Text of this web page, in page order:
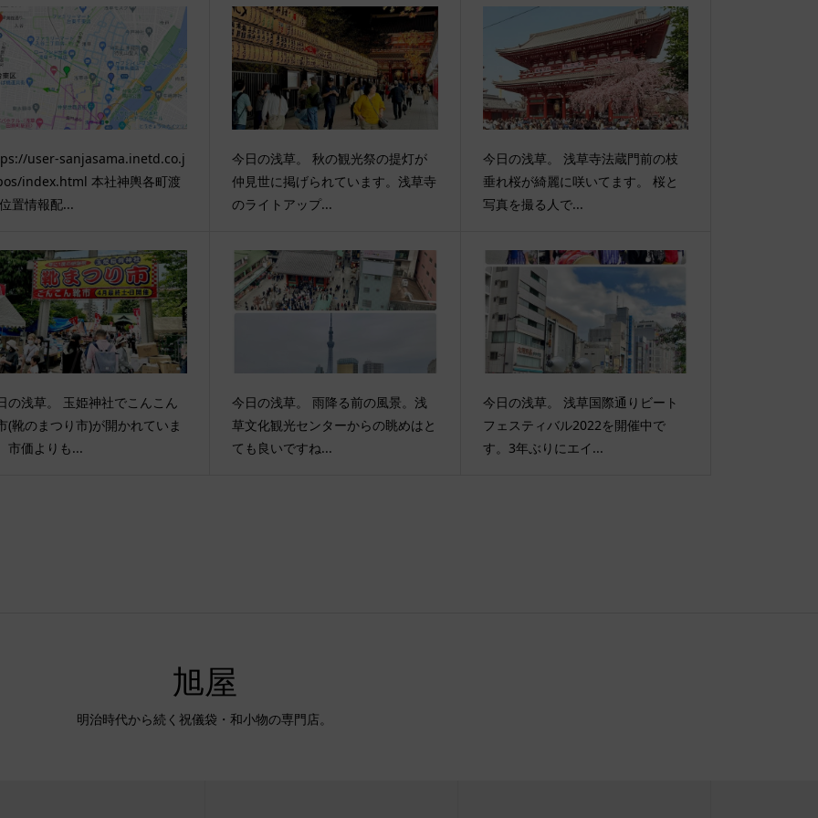
user-sanjasama.inetd.co.j
index.html 本社神輿各町渡
置情報配...
今日の浅草。 秋の観光祭の提灯が
仲見世に掲げられています。浅草寺
のライトアップ...
今日の浅草。 浅草寺法蔵門前の枝
垂れ桜が綺麗に咲いてます。 桜と
写真を撮る人で...
の浅草。 玉姫神社でこんこん
(靴のまつり市)が開かれていま
市価よりも...
今日の浅草。 雨降る前の風景。浅
草文化観光センターからの眺めはと
ても良いですね...
今日の浅草。 浅草国際通りビート
フェスティバル2022を開催中で
す。3年ぶりにエイ...
旭屋
明治時代から続く祝儀袋・和小物の専門店。